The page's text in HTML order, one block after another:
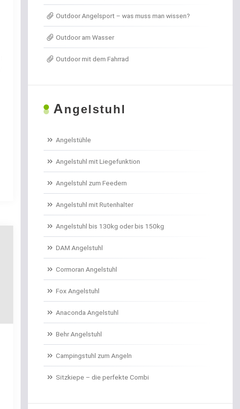
Outdoor Angelsport – was muss man wissen?
Outdoor am Wasser
Outdoor mit dem Fahrrad
Angelstuhl
Angelstühle
Angelstuhl mit Liegefunktion
Angelstuhl zum Feedern
Angelstuhl mit Rutenhalter
Angelstuhl bis 130kg oder bis 150kg
DAM Angelstuhl
Cormoran Angelstuhl
Fox Angelstuhl
Anaconda Angelstuhl
Behr Angelstuhl
Campingstuhl zum Angeln
Sitzkiepe – die perfekte Combi